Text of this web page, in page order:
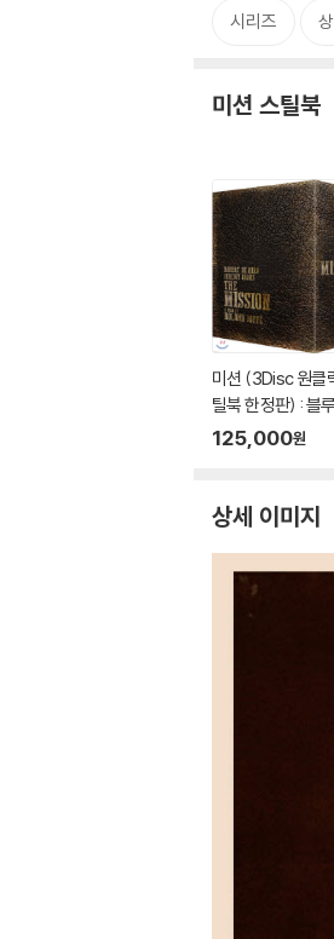
시리즈
미션 스틸북
미션 (3Disc 원클
틸북 한정판) : 블
이
125,000원
상세 이미지